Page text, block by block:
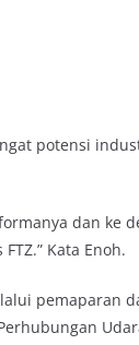
potensi
dan ke
Kata Enoh.
pemaparan